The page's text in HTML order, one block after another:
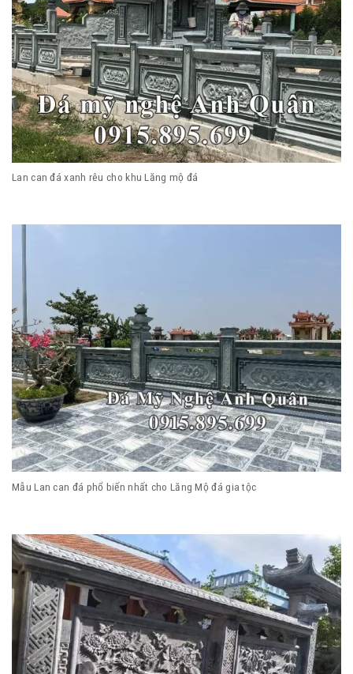
Lan can đá xanh rêu cho khu Lăng mộ đá
Mẫu Lan can đá phổ biến nhất cho Lăng Mộ đá gia tộc